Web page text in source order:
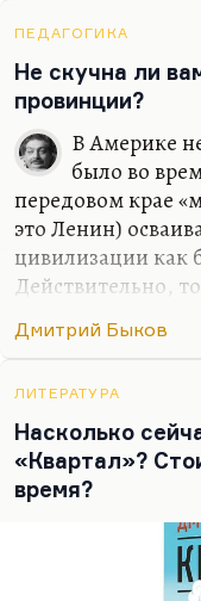
сожалению,
России в
ведь обычно
идентичности,
неинтересна.
совместить,
Как в «Интиме»,
без…
ПЕДАГОГИКА
Не скучна ли
провинции?
В Америке
было во
передовом крае
это Ленин)
цивилизации как
Действительно,
примерно
почти центре
провинции у меня
жил, очень много
на даче своей.
пансионате. И у
здесь, ровно с
том, что до
Дмитрий Быков
ЛИТЕРАТУРА
Насколько
«Квартал»?
время?